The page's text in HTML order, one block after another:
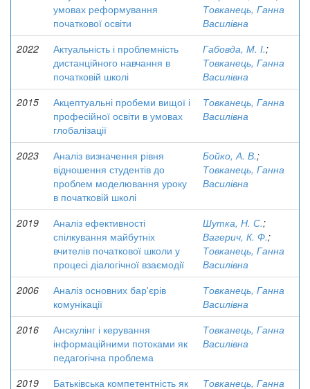
умовах реформування
початкової освіти
Товканець, Ганна
Василівна
2022
Актуальність і проблемність
дистанційного навчання в
початковій школі
Габовда, М. І.;
Товканець, Ганна
Василівна
2015
Акцептуальні пробеми вищої і
професійної освіти в умовах
глобалізації
Товканець, Ганна
Василівна
2023
Аналіз визначення рівня
відношення студентів до
проблем моделювання уроку
в початковій школі
Бойко, А. В.;
Товканець, Ганна
Василівна
2019
Аналіз ефективності
спілкування майбутніх
вчителів початкової школи у
процесі діалогічної взаємодії
Шутка, Н. С.;
Вагерич, К. Ф.;
Товканець, Ганна
Василівна
2006
Аналіз основних бар'єрів
комунікації
Товканець, Ганна
Василівна
2016
Анскулінг і керування
інформаційними потоками як
педагогічна проблема
Товканець, Ганна
Василівна
2019 Батьківська компетентність як Товканець, Ганна